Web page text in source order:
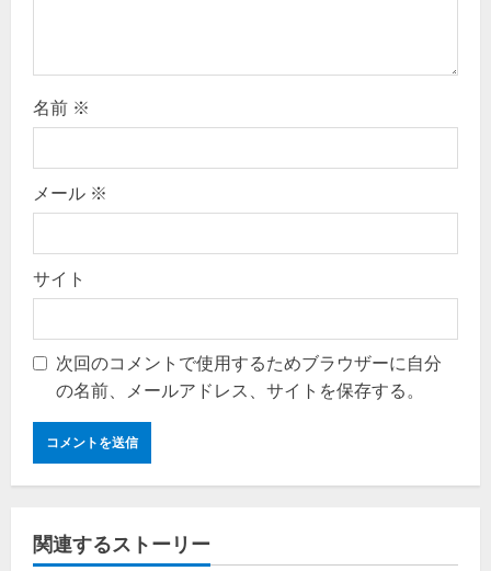
名前 ※
メール ※
サイト
次回のコメントで使用するためブラウザーに自分
の名前、メールアドレス、サイトを保存する。
関連するストーリー